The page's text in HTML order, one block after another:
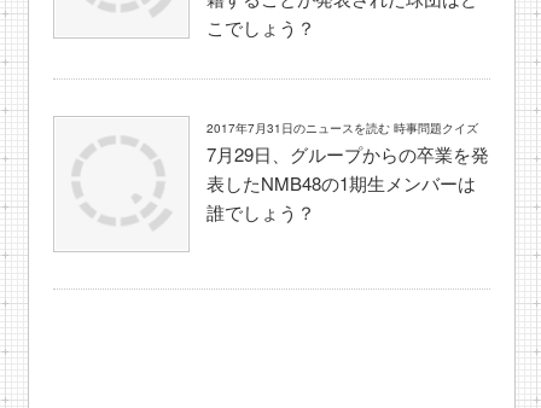
こでしょう？
2017年7月31日のニュースを読む 時事問題クイズ
7月29日、グループからの卒業を発
表したNMB48の1期生メンバーは
誰でしょう？